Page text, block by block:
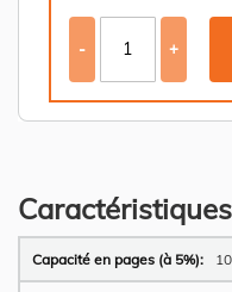
- +
Plus
d’information